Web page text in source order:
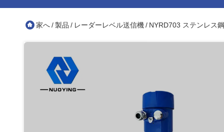
家へ/製品 / レーダーレベル送信機 / NYRD703 ステンレス